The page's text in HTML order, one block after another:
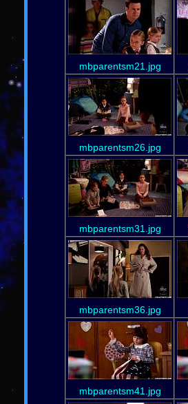
mbparentsm21.jpg
mbparentsm26.jpg
mbparentsm31.jpg
mbparentsm36.jpg
mbparentsm41.jpg